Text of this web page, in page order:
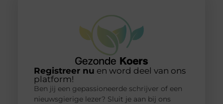
Registreer nu en word deel van ons
platform!
Ben jij een gepassioneerde schrijver of een
nieuwsgierige lezer? Sluit je aan bij ons